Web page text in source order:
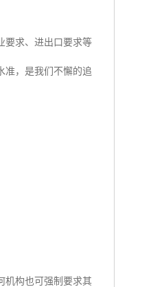
要求、进出口要求等
准，是我们不懈的追
机构也可强制要求其